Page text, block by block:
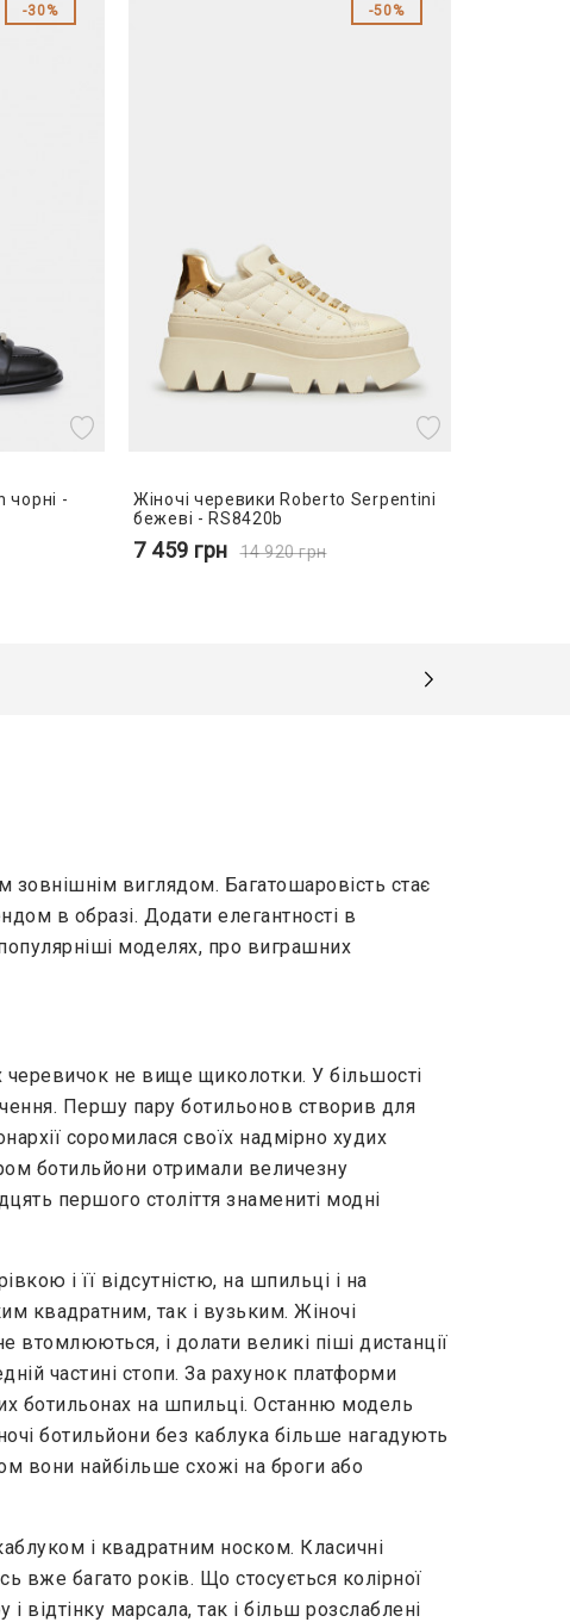
30%
чорні -
50%
Жіночі черевики Roberto Serpentini
бежеві - RS8420b
7 459 грн 14 920грн
зовнішнім виглядом. Багатошаровість стає
в образі. Додати елегантності в
моделях, про виграшних
не вище щиколотки. У більшості
Першу пару ботильонов створив для
соромилася своїх надмірно худих
ботильйони отримали величезну
першого століття знамениті модні
і її відсутністю, на шпильці і на
квадратним, так і вузьким. Жіночі
втомлюються, і долати великі піші дистанції
частині стопи. За рахунок платформи
ботильонах на шпильці. Останню модель
ботильйони без каблука більше нагадують
вони найбільше схожі на броги або
і квадратним носком. Класичні
вже багато років. Що стосується колірної
відтінку марсала, так і більш розслаблені